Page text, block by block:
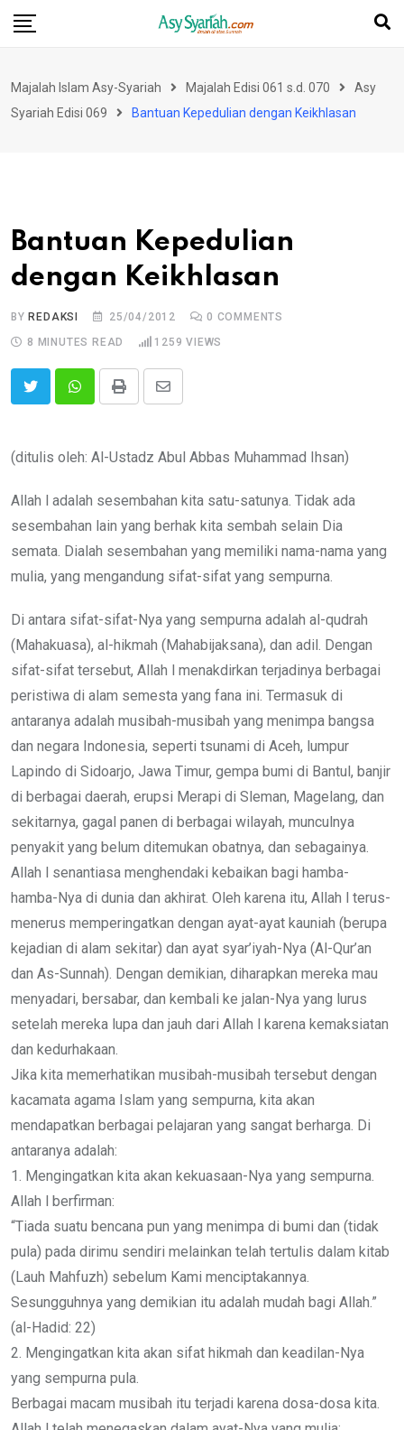
Skip
Majalah Islam Asy-Syariah Majalah Edisi 061 s.d. 070
Asy
Syariah Edisi 069
Bantuan Kepedulian dengan Keikhlasan
Bantuan Kepedulian
dengan Keikhlasan
BYREDAKSI 25/04/2012 0 COMMENTS
8 MINUTES READ
1259 VIEWS
Print
Share
Email
(ditulis oleh: Al-Ustadz Abul Abbas Muhammad Ihsan)
Allah l adalah sesembahan kita satu-satunya. Tidak ada
sesembahan lain yang berhak kita sembah selain Dia
semata. Dialah sesembahan yang memiliki nama-nama yang
mulia, yang mengandung sifat-sifat yang sempurna.
Di antara sifat-sifat-Nya yang sempurna adalah al-qudrah
(Mahakuasa), al-hikmah (Mahabijaksana), dan adil. Dengan
sifat-sifat tersebut, Allah l menakdirkan terjadinya berbagai
peristiwa di alam semesta yang fana ini. Termasuk di
antaranya adalah musibah-musibah yang menimpa bangsa
dan negara Indonesia, seperti tsunami di Aceh, lumpur
Lapindo di Sidoarjo, Jawa Timur, gempa bumi di Bantul, banjir
di berbagai daerah, erupsi Merapi di Sleman, Magelang, dan
sekitarnya, gagal panen di berbagai wilayah, munculnya
penyakit yang belum ditemukan obatnya, dan sebagainya.
Allah l senantiasa menghendaki kebaikan bagi hamba-
hamba-Nya di dunia dan akhirat. Oleh karena itu, Allah l terus-
menerus memperingatkan dengan ayat-ayat kauniah (berupa
kejadian di alam sekitar) dan ayat syar’iyah-Nya (Al-Qur’an
dan As-Sunnah). Dengan demikian, diharapkan mereka mau
menyadari, bersabar, dan kembali ke jalan-Nya yang lurus
setelah mereka lupa dan jauh dari Allah l karena kemaksiatan
dan kedurhakaan.
Jika kita memerhatikan musibah-musibah tersebut dengan
kacamata agama Islam yang sempurna, kita akan
mendapatkan berbagai pelajaran yang sangat berharga. Di
antaranya adalah:
1. Mengingatkan kita akan kekuasaan-Nya yang sempurna.
Allah l berfirman:
“Tiada suatu bencana pun yang menimpa di bumi dan (tidak
pula) pada dirimu sendiri melainkan telah tertulis dalam kitab
(Lauh Mahfuzh) sebelum Kami menciptakannya.
Sesungguhnya yang demikian itu adalah mudah bagi Allah.”
(al-Hadid: 22)
2. Mengingatkan kita akan sifat hikmah dan keadilan-Nya
yang sempurna pula.
Berbagai macam musibah itu terjadi karena dosa-dosa kita.